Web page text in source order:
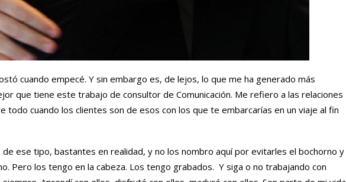
cuando empecé. Y sin embargo es, de lejos, lo que me ha generado más
que tiene este trabajo de consultor de Comunicación. Me refiero a las relaciones
todo cuando los clientes son de esos con los que te embarcarías en un viaje al fin
de ese tipo, bastantes en realidad, y no los nombro aquí por evitarles el bochorno y
Pero los tengo en la cabeza. Los tengo grabados. Y siga o no trabajando con